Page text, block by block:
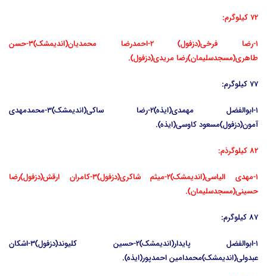
72 کیلوگرم:
1-رضا فرخی(دزفول) 2-احمدرضا محمدیان(اندیمشک)3-حسن
طاهری(مسجدسلیمان)رضا مریدی(دزفول).
77 کیلوگرم:
1-ابوالفضل مهمدی(ایذه)2-رضا ساکی(اندیمشک)3-محمدمهدی
آمون(دزفول)مسعود کاوسی(ایذه).
82 کیلوگرذم:
1-مهدی الیاسی(اندیمشک)2-میثم شاکری(دزفول)3-کامران ارقش(دزفول)رضا
حسینی(مسجدسلیمان).
87 کیلوگرم:
1-ابوالفضل پایدار(اندیمشک)2-حسین کلیوند(دزفول)3-اشکان
عبدولی(اندیمشک)محمدامین احمدپور(ایذه).